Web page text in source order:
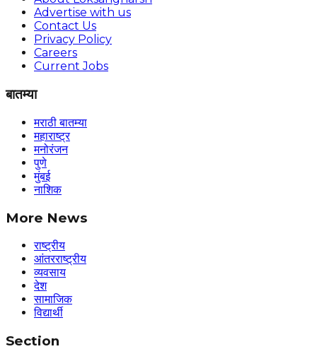
Advertise with us
Contact Us
Privacy Policy
Careers
Current Jobs
बातम्या
मराठी बातम्या
महाराष्ट्र
मनोरंजन
पुणे
मुंबई
नाशिक
More News
राष्ट्रीय
आंतरराष्ट्रीय
व्यवसाय
देश
सामाजिक
विद्यार्थी
Section